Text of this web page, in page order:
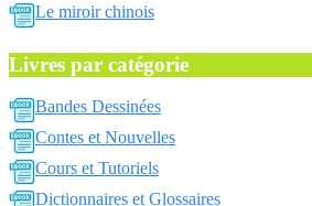
Le miroir chinois
Livres par catégorie
Bandes Dessinées
Contes et Nouvelles
Cours et Tutoriels
Dictionnaires et Glossaires